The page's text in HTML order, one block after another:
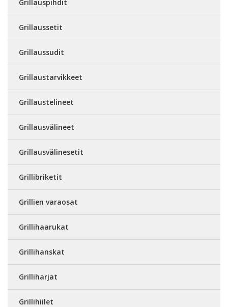
Grillauspihdit
Grillaussetit
Grillaussudit
Grillaustarvikkeet
Grillaustelineet
Grillausvälineet
Grillausvälinesetit
Grillibriketit
Grillien varaosat
Grillihaarukat
Grillihanskat
Grilliharjat
Grillihiilet